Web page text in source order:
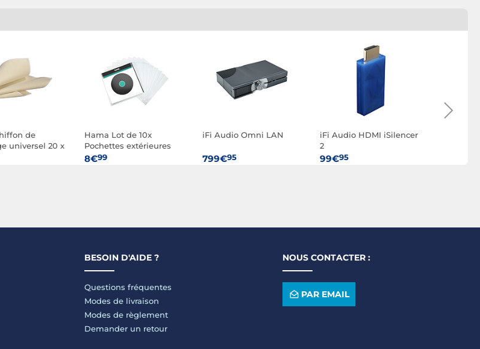
de
universel 20 x
Hama Lot de 10x
Pochettes extérieures
pour disques 33 tours -
8€99
iFi Audio Omni LAN
799€95
iFi Audio HDMI iSilencer
2
99€95
BESOIN D'AIDE ?
Questions fréquentes
Modes de livraison
Modes de règlement
Demander un retour
NOUS CONTACTER :
PAR EMAIL